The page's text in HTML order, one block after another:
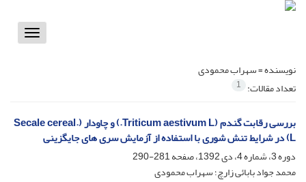
Toggle
نویسنده =سهراب محمودی
تعداد مقالات: 1
بررسی رقابت گندم (Triticum aestivum L.) و چاودار (.Secale cereal
L) در شرایط تنش شوری با استفاده از آزمایش سری های جایگزینی
دوره 3، شماره 4، دی 1392، صفحه
281-290
محمد جواد بابائی زارچ؛ سهراب محمودی